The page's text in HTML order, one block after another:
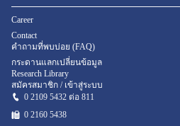
Career
Contact
คำถามที่พบบ่อย (FAQ)
กระดานแลกเปลี่ยนข้อมูล
Research Library
สมัครสมาชิก / เข้าสู่ระบบ
0 2109 5432 ต่อ 811
0 2160 5438